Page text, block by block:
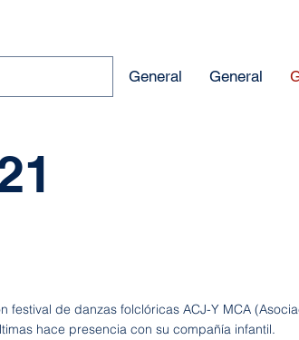
General General
festival de danzas folclóricas ACJ-Y MCA
hace presencia con su compañía infantil.